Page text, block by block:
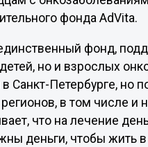
фонда AdVita.
фонд,
но и взрослых
в Санкт-Петербурге, но
в том числе и
что на лечение
деньги, чтобы жить в